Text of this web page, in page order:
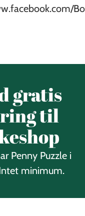
gratis
til
Penny Puzzle i
minimum.